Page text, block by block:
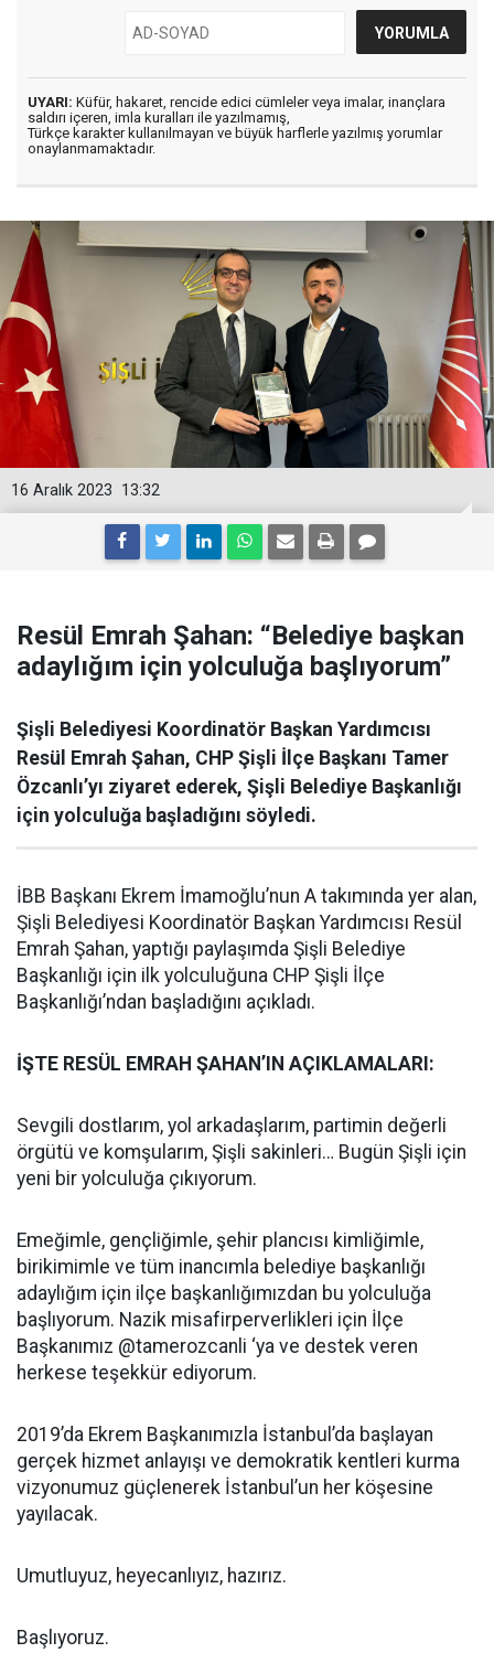
UYARI: Küfür, hakaret, rencide edici cümleler veya imalar, inançlara
saldırı içeren, imla kuralları ile yazılmamış,
Türkçe karakter kullanılmayan ve büyük harflerle yazılmış yorumlar
onaylanmamaktadır.
13:32
16 Aralık 2023
Resül Emrah Şahan: “Belediye başkan
adaylığım için yolculuğa başlıyorum”
Şişli Belediyesi Koordinatör Başkan Yardımcısı
Resül Emrah Şahan, CHP Şişli İlçe Başkanı Tamer
Özcanlı’yı ziyaret ederek, Şişli Belediye Başkanlığı
için yolculuğa başladığını söyledi.
İBB Başkanı Ekrem İmamoğlu’nun A takımında yer alan,
Şişli Belediyesi Koordinatör Başkan Yardımcısı Resül
Emrah Şahan, yaptığı paylaşımda Şişli Belediye
Başkanlığı için ilk yolculuğuna CHP Şişli İlçe
Başkanlığı’ndan başladığını açıkladı.
İŞTE RESÜL EMRAH ŞAHAN’IN AÇIKLAMALARI:
Sevgili dostlarım, yol arkadaşlarım, partimin değerli
örgütü ve komşularım, Şişli sakinleri… Bugün Şişli için
yeni bir yolculuğa çıkıyorum.
Emeğimle, gençliğimle, şehir plancısı kimliğimle,
birikimimle ve tüm inancımla belediye başkanlığı
adaylığım için ilçe başkanlığımızdan bu yolculuğa
başlıyorum. Nazik misafirperverlikleri için İlçe
Başkanımız @tamerozcanli ‘ya ve destek veren
herkese teşekkür ediyorum.
2019’da Ekrem Başkanımızla İstanbul’da başlayan
gerçek hizmet anlayışı ve demokratik kentleri kurma
vizyonumuz güçlenerek İstanbul’un her köşesine
yayılacak.
Umutluyuz, heyecanlıyız, hazırız.
Başlıyoruz.